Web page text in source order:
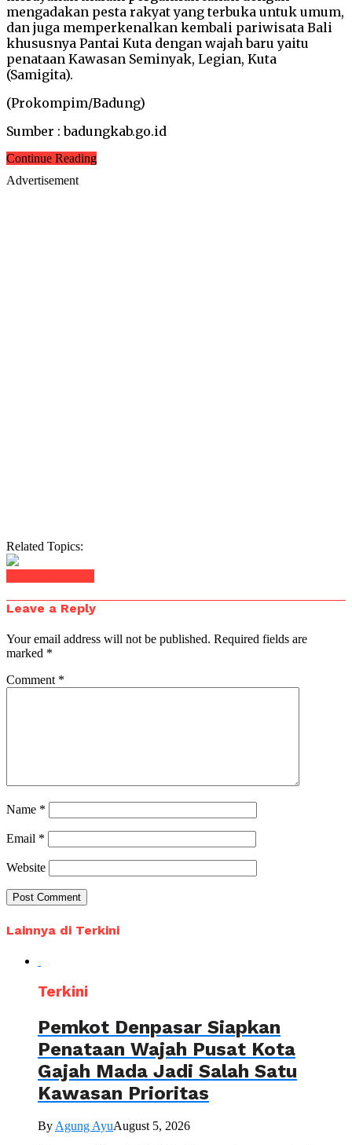
mengadakan pesta rakyat yang terbuka untuk umum,
dan juga memperkenalkan kembali pariwisata Bali
khususnya Pantai Kuta dengan wajah baru yaitu
penataan Kawasan Seminyak, Legian, Kuta
(Samigita).
(Prokompim/Badung)
Sumber : badungkab.go.id
Continue Reading
Advertisement
Related Topics:
Leave a Reply
Your email address will not be published. Required fields are
marked *
Comment *
Name *
Email *
Website
Lainnya di Terkini
Terkini
Pemkot Denpasar Siapkan
Penataan Wajah Pusat Kota
Gajah Mada Jadi Salah Satu
Kawasan Prioritas
ByAgung AyuAugust 5, 2026